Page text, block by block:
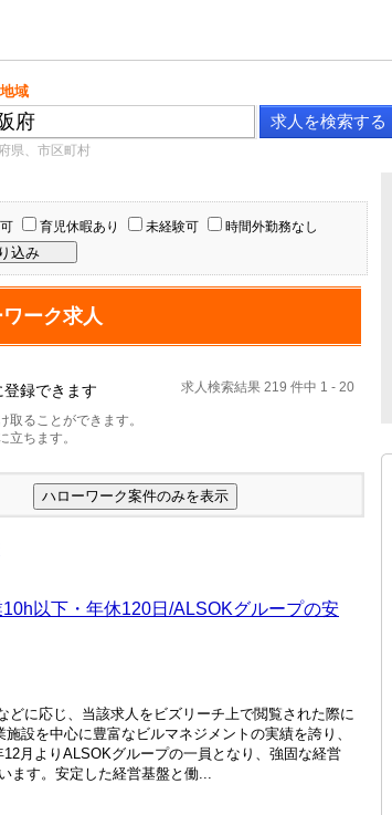
域
県、市区町村
育児休暇あり 未経験可 時間外勤務なし
ーク求人
求人検索結果 219 件中 1 - 20
録できます
ることができます。
ちます。
以下・年休120日/ALSOKグループの安
どに応じ、当該求人をビズリーチ上で閲覧された際に
設を中心に豊富なビルマネジメントの実績を誇り、
月よりALSOKグループの一員となり、強固な経営
ます。安定した経営基盤と働...